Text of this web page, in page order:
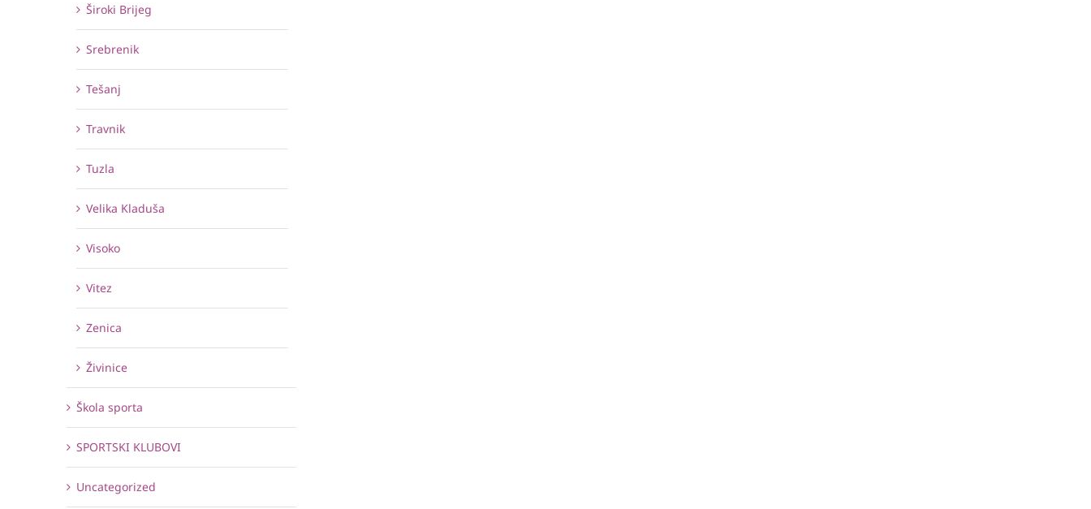
Široki Brijeg
Srebrenik
Tešanj
Travnik
Tuzla
Velika Kladuša
Visoko
Vitez
Zenica
Živinice
Škola sporta
SPORTSKI KLUBOVI
Uncategorized